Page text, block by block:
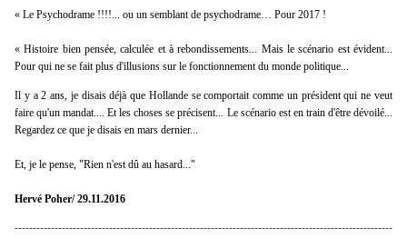
« Le Psychodrame !!!!... ou un semblant de psychodrame… Pour 2017 !
« Histoire bien pensée, calculée et à rebondissements... Mais le scénario est évident...
Pour qui ne se fait plus d'illusions sur le fonctionnement du monde politique...
Il y a 2 ans, je disais déjà que Hollande se comportait comme un président qui ne veut
faire qu'un mandat.... Et les choses se précisent... Le scénario est en train d'être dévoilé...
Regardez ce que je disais en mars dernier...
Et, je le pense, "Rien n'est dû au hasard..."
Hervé Poher/ 29.11.2016
--------------------------------------------------------------------------------------------------------